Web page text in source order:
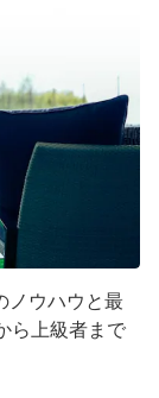
ノウハウと最
ら上級者まで